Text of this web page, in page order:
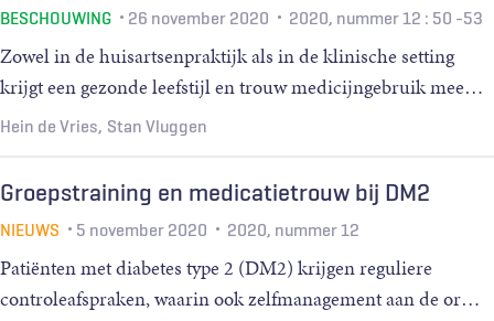
BESCHOUWING 26 november 2020 2020, nummer 12 : 50 -53
Zowel in de huisartsenpraktijk als in de klinische setting
krijgt een gezonde leefstijl en trouw medicijngebruik mee…
Hein de Vries Stan Vluggen
Groepstraining en medicatietrouw bij DM2
NIEUWS 5 november 2020 2020, nummer 12
Patiënten met diabetes type 2 (DM2) krijgen reguliere
controleafspraken, waarin ook zelfmanagement aan de or…